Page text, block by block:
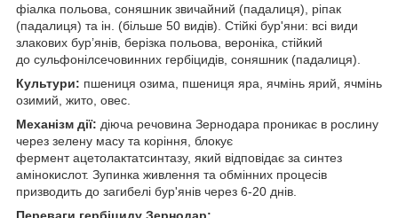
фіалка польова, соняшник звичайний (падалиця), ріпак
(падалиця) та iн. (більше 50 видів). Стійкі бур'яни: всі види
злакових бур’янів, берізка польова, вероніка, стійкий
до сульфонiлсечовинних гербіцидів, соняшник (падалиця).
Культури: пшениця озима, пшениця яра, ячмінь ярий, ячмінь
озимий, жито, овес.
Механізм дії: діюча речовина Зернодара проникає в рослину
через зелену масу та коріння, блокує
фермент ацетолактатсинтазу, який відповідає за синтез
амінокислот. Зупинка живлення та обмінних процесів
призводить до загибелі бур'янів через 6-20 днів.
Переваги гербіциду Зернодар: